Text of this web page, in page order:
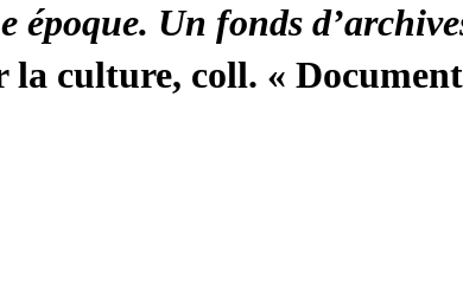
époque. Un fonds
culture, coll. «